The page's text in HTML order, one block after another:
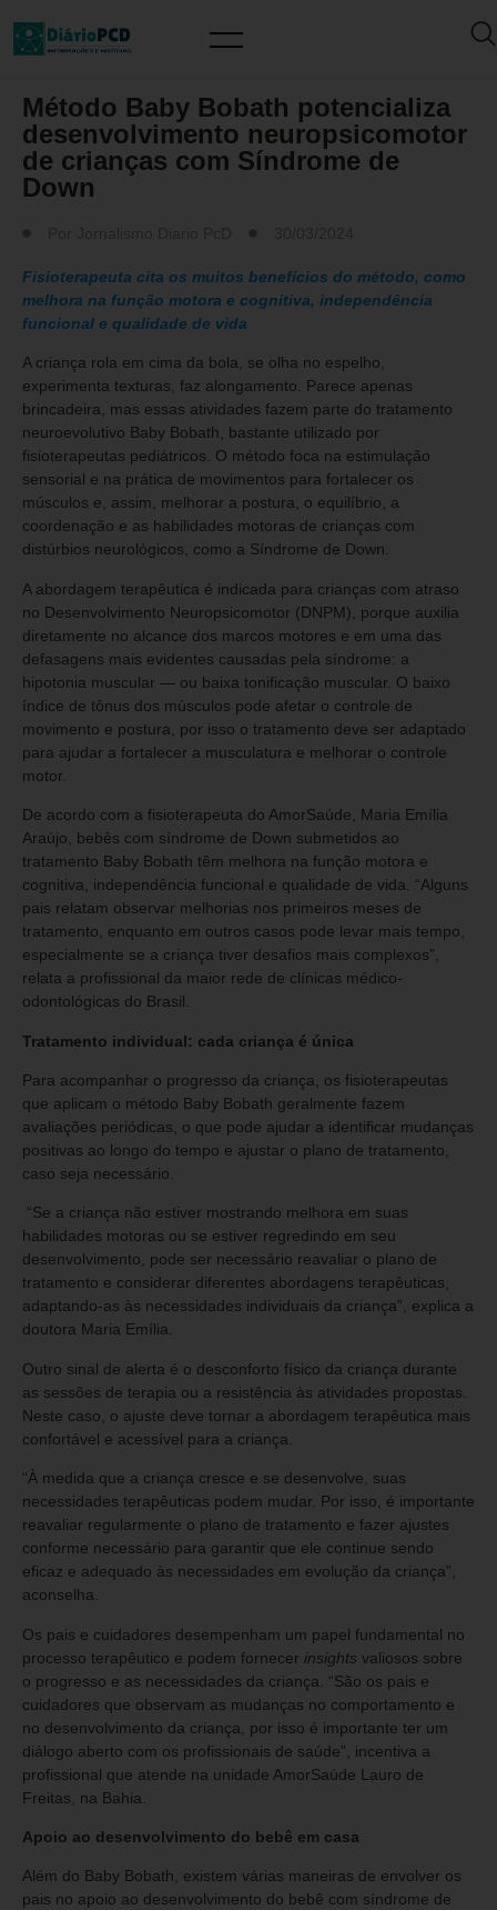
Método Baby Bobath potencializa
desenvolvimento neuropsicomotor
de crianças com Síndrome de
Down
Fisioterapeuta cita os muitos benefícios do método, como
melhora na função motora e cognitiva, independência
funcional e qualidade de vida
A criança rola em cima da bola, se olha no espelho,
experimenta texturas, faz alongamento. Parece apenas
brincadeira, mas essas atividades fazem parte do tratamento
neuroevolutivo Baby Bobath, bastante utilizado por
fisioterapeutas pediátricos. O método foca na estimulação
sensorial e na prática de movimentos para fortalecer os
músculos e, assim, melhorar a postura, o equilíbrio, a
coordenação e as habilidades motoras de crianças com
distúrbios neurológicos, como a Síndrome de Down.
A abordagem terapêutica é indicada para crianças com atraso
no Desenvolvimento Neuropsicomotor (DNPM), porque auxilia
diretamente no alcance dos marcos motores e em uma das
defasagens mais evidentes causadas pela síndrome: a
hipotonia muscular — ou baixa tonificação muscular. O baixo
índice de tônus dos músculos pode afetar o controle de
movimento e postura, por isso o tratamento deve ser adaptado
para ajudar a fortalecer a musculatura e melhorar o controle
motor.
De acordo com a fisioterapeuta do AmorSaúde, Maria Emília
Araújo, bebês com síndrome de Down submetidos ao
tratamento Baby Bobath têm melhora na função motora e
cognitiva, independência funcional e qualidade de vida. “Alguns
pais relatam observar melhorias nos primeiros meses de
tratamento, enquanto em outros casos pode levar mais tempo,
especialmente se a criança tiver desafios mais complexos”,
relata a profissional da maior rede de clínicas médico-
odontológicas do Brasil.
Tratamento individual: cada criança é única
Para acompanhar o progresso da criança, os fisioterapeutas
que aplicam o método Baby Bobath geralmente fazem
avaliações periódicas, o que pode ajudar a identificar mudanças
positivas ao longo do tempo e ajustar o plano de tratamento,
caso seja necessário.
“Se a criança não estiver mostrando melhora em suas
habilidades motoras ou se estiver regredindo em seu
desenvolvimento, pode ser necessário reavaliar o plano de
tratamento e considerar diferentes abordagens terapêuticas,
adaptando-as às necessidades individuais da criança”, explica a
doutora Maria Emília.
Outro sinal de alerta é o desconforto físico da criança durante
as sessões de terapia ou a resistência às atividades propostas.
Neste caso, o ajuste deve tornar a abordagem terapêutica mais
confortável e acessível para a criança.
“À medida que a criança cresce e se desenvolve, suas
necessidades terapêuticas podem mudar. Por isso, é importante
reavaliar regularmente o plano de tratamento e fazer ajustes
conforme necessário para garantir que ele continue sendo
eficaz e adequado às necessidades em evolução da criança”,
aconselha.
Os pais e cuidadores desempenham um papel fundamental no
processo terapêutico e podem fornecer insights valiosos sobre
o progresso e as necessidades da criança. “São os pais e
cuidadores que observam as mudanças no comportamento e
no desenvolvimento da criança, por isso é importante ter um
diálogo aberto com os profissionais de saúde”, incentiva a
profissional que atende na unidade AmorSaúde Lauro de
Freitas, na Bahia.
Apoio ao desenvolvimento do bebê em casa
Além do Baby Bobath, existem várias maneiras de envolver os
pais no apoio ao desenvolvimento do bebê com síndrome de